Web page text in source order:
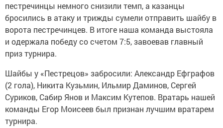
пестречинцы немного снизили темп, а казанцы
бросились в атаку и трижды сумели отправить шайбу в
ворота пестречинцев. В итоге наша команда выстояла
и одержала победу со счетом 7:5, завоевав главный
приз турнира.
Шайбы у «Пестрецов» забросили: Александр Ефграфов
(2 гола), Никита Кузьмин, Ильмир Даминов, Сергей
Суриков, Сабир Янов и Максим Кутепов. Вратарь нашей
команды Егор Моисеев был признан лучшим вратарем
турнира.